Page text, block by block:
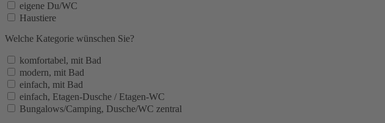
eigene Du/WC
Haustiere
Welche Kategorie wünschen Sie?
komfortabel, mit Bad
modern, mit Bad
einfach, mit Bad
einfach, Etagen-Dusche / Etagen-WC
Bungalows/Camping, Dusche/WC zentral